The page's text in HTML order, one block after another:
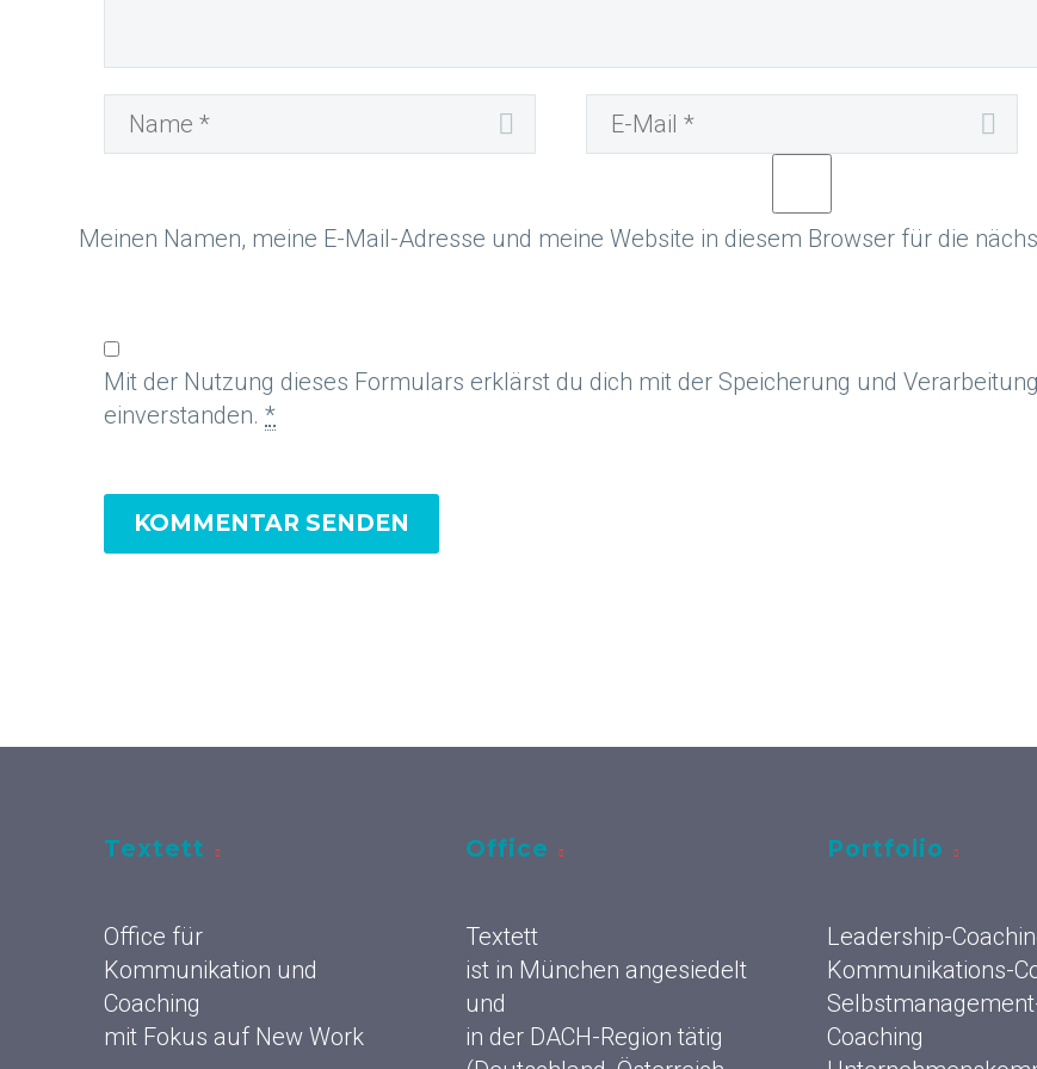
Meinen Namen, meine E-Mail-Adresse und meine Website in diesem Browser für die
Mit der Nutzung dieses Formulars erklärst du dich mit der Speicherung und
einverstanden. *
KOMMENTAR SENDEN
Textett
Office für
Kommunikation und
Coaching
mit Fokus auf New Work
Office
Textett
ist in München angesiedelt
und
in der DACH-Region tätig
Portfolio
Leadership-
Kommunikations-
Coaching